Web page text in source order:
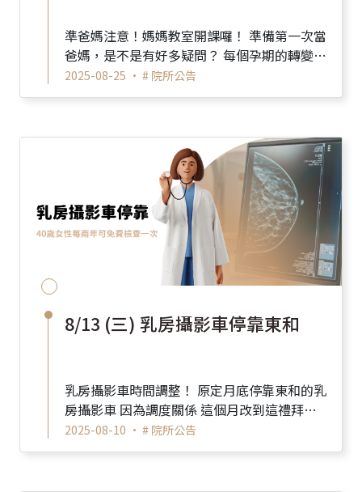
準爸媽注意！媽媽教室開課囉！ 準備第一次當
爸媽，是不是有好多疑問？ 每個孕期的轉變、
每次產檢的重點、寶寶出生後的照顧技巧
&hellip...
2025-08-25 • # 院所公告
8/13 (三) 乳房攝影車停靠東和
乳房攝影車時間調整！ 原定月底停靠東和的乳
房攝影車 因為調度關係 這個月改到這禮拜三
停靠東和唷～～～ 新時間...
2025-08-10 • # 院所公告